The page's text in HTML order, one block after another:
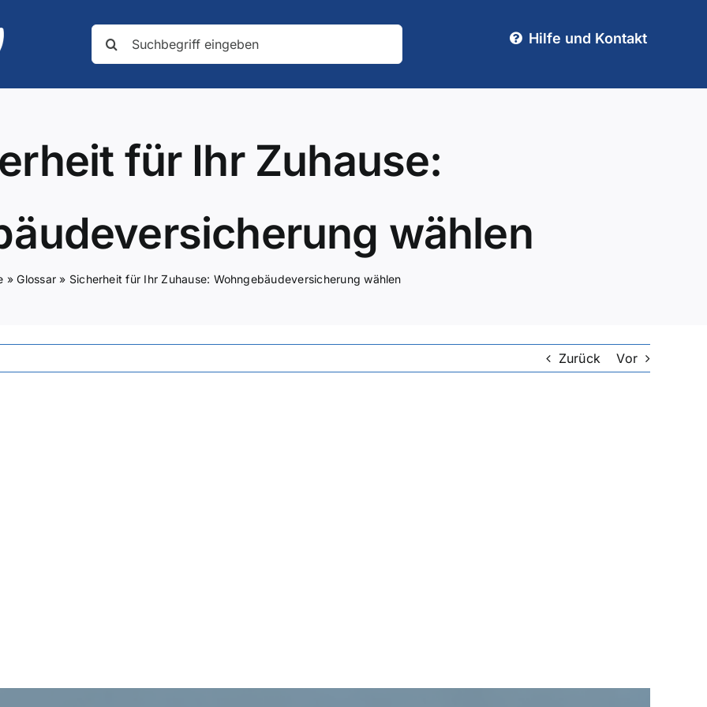
nach:
Hilfe und Kontakt
für Ihr Zuhause:
wählen
»Glossar » Sicherheit für Ihr Zuhause: Wohngebäudeversicherung wählen
Zurück Vor